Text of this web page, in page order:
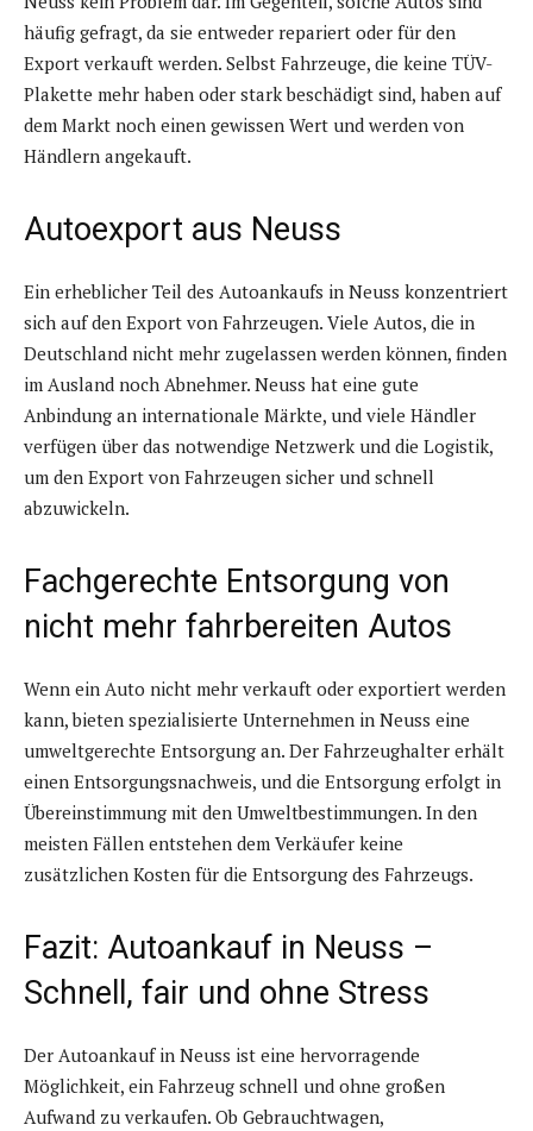
häufig gefragt, da sie entweder repariert oder für den
Export verkauft werden. Selbst Fahrzeuge, die keine TÜV-
Plakette mehr haben oder stark beschädigt sind, haben auf
dem Markt noch einen gewissen Wert und werden von
Händlern angekauft.
Autoexport aus Neuss
Ein erheblicher Teil des Autoankaufs in Neuss konzentriert
sich auf den Export von Fahrzeugen. Viele Autos, die in
Deutschland nicht mehr zugelassen werden können, finden
im Ausland noch Abnehmer. Neuss hat eine gute
Anbindung an internationale Märkte, und viele Händler
verfügen über das notwendige Netzwerk und die Logistik,
um den Export von Fahrzeugen sicher und schnell
abzuwickeln.
Fachgerechte Entsorgung von
nicht mehr fahrbereiten Autos
Wenn ein Auto nicht mehr verkauft oder exportiert werden
kann, bieten spezialisierte Unternehmen in Neuss eine
umweltgerechte Entsorgung an. Der Fahrzeughalter erhält
einen Entsorgungsnachweis, und die Entsorgung erfolgt in
Übereinstimmung mit den Umweltbestimmungen. In den
meisten Fällen entstehen dem Verkäufer keine
zusätzlichen Kosten für die Entsorgung des Fahrzeugs.
Fazit: Autoankauf in Neuss –
Schnell, fair und ohne Stress
Der Autoankauf in Neuss ist eine hervorragende
Möglichkeit, ein Fahrzeug schnell und ohne großen
Aufwand zu verkaufen. Ob Gebrauchtwagen,